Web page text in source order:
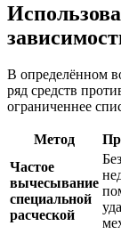
В определённом
ряд средств
ограниченнее
Метод
Частое
вычесывание
специальной
расческой